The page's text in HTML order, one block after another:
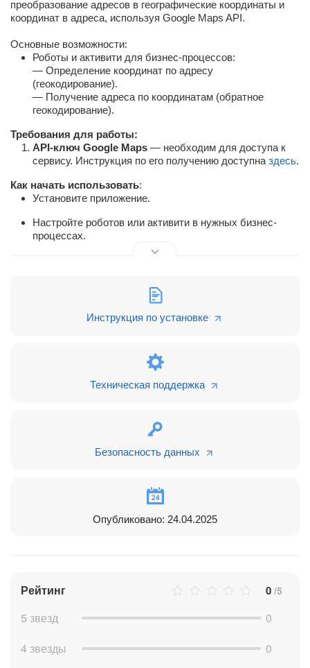
преобразование адресов в географические координаты и
координат в адреса, используя Google Maps API.
Основные возможности:
Роботы и активити для бизнес-процессов:
— Определение координат по адресу
(геокодирование).
— Получение адреса по координатам (обратное
геокодирование).
Требования для работы:
API-ключ Google Maps — необходим для доступа к
сервису. Инструкция по его получению доступна здесь.
Как начать использовать:
Установите приложение.
Настройте роботов или активити в нужных бизнес-
процессах.
вручную искать координаты или адреса.
риск неточностей.
Приложение подходит для компаний, которые работают с
настройка — автоматизируйте рутину за несколько шагов.
Обратите внимание, приложение работает с Роботами и
Инструкция по установке
Техническая поддержка
Безопасность данных
Опубликовано: 24.04.2025
Рейтинг 0 /5
5 звезд
0
4 звезды
0